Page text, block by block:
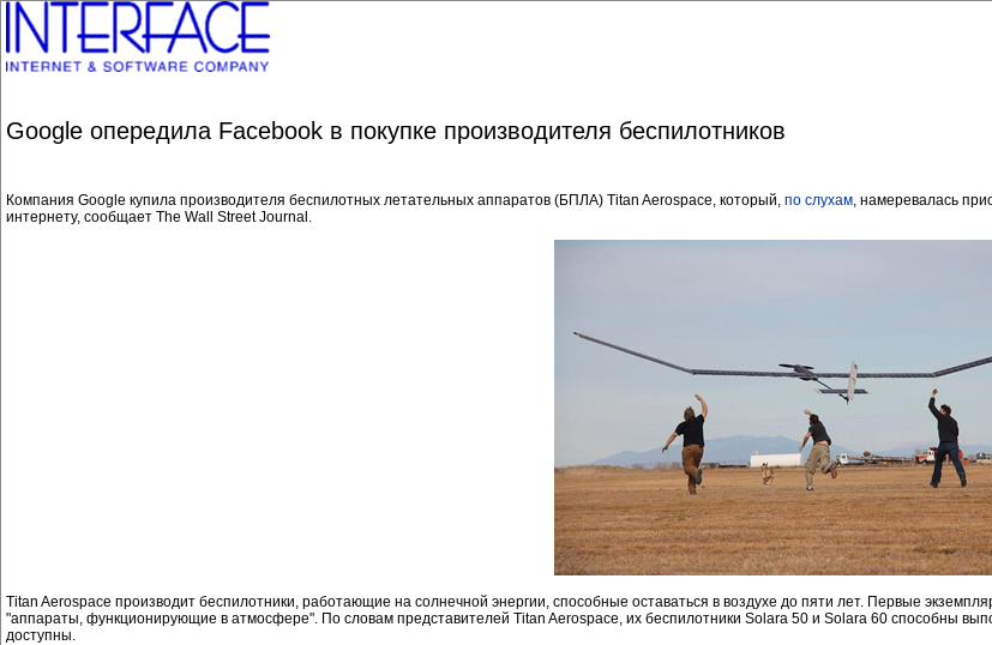
Google опередила Facebook в покупке производителя беспилотников
Компания Google купила производителя беспилотных летательных аппаратов (БПЛА) Titan Aerospace, который, по слухам , намеревалась
интернету, сообщает The Wall Street Journal.
Titan Aerospace производит беспилотники, работающие на солнечной энергии, способные оставаться в воздухе до пяти лет. Первые
"аппараты, функционирующие в атмосфере". По словам представителей Titan Aerospace, их беспилотники Solara 50 и Solara 60 способны
доступны.